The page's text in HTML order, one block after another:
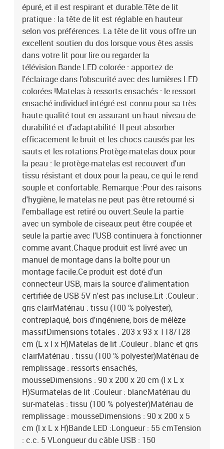
épuré, et il est respirant et durable.Tête de lit
pratique : la tête de lit est réglable en hauteur
selon vos préférences. La tête de lit vous offre un
excellent soutien du dos lorsque vous êtes assis
dans votre lit pour lire ou regarder la
télévision.Bande LED colorée : apportez de
l'éclairage dans l'obscurité avec des lumières LED
colorées !Matelas à ressorts ensachés : le ressort
ensaché individuel intégré est connu pour sa très
haute qualité tout en assurant un haut niveau de
durabilité et d'adaptabilité. Il peut absorber
efficacement le bruit et les chocs causés par les
sauts et les rotations.Protège-matelas doux pour
la peau : le protège-matelas est recouvert d'un
tissu résistant et doux pour la peau, ce qui le rend
souple et confortable. Remarque :Pour des raisons
d'hygiène, le matelas ne peut pas être retourné si
l'emballage est retiré ou ouvert.Seule la partie
avec un symbole de ciseaux peut être coupée et
seule la partie avec l'USB continuera à fonctionner
comme avant.Chaque produit est livré avec un
manuel de montage dans la boîte pour un
montage facile.Ce produit est doté d'un
connecteur USB, mais la source d'alimentation
certifiée de USB 5V n'est pas incluse.Lit :Couleur :
gris clairMatériau : tissu (100 % polyester),
contreplaqué, bois d'ingénierie, bois de mélèze
massifDimensions totales : 203 x 93 x 118/128
cm (L x l x H)Matelas de lit :Couleur : blanc et gris
clairMatériau : tissu (100 % polyester)Matériau de
remplissage : ressorts ensachés,
mousseDimensions : 90 x 200 x 20 cm (l x L x
H)Surmatelas de lit :Couleur : blancMatériau du
sur-matelas : tissu (100 % polyester)Matériau de
remplissage : mousseDimensions : 90 x 200 x 5
cm (l x L x H)Bande LED :Longueur : 55 cmTension
: c.c. 5 VLongueur du câble USB : 150